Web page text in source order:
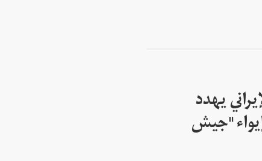
يهدد
"جيش